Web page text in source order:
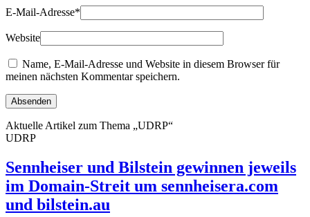
E-Mail-Adresse*
Website
Name, E-Mail-Adresse und Website in diesem Browser für
meinen nächsten Kommentar speichern.
Aktuelle Artikel zum Thema „UDRP“
UDRP
Sennheiser und Bilstein gewinnen jeweils
im Domain-Streit um sennheisera.com
und bilstein.au